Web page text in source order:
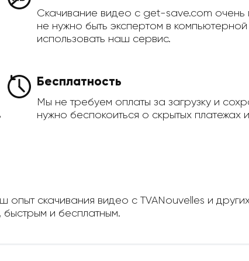
Скачивание видео с get-save.com
не нужно быть экспертом в компьютерной
использовать наш сервис.
Бесплатность
Мы не требуем оплаты за загрузку и
нужно беспокоиться о скрытых платежах
скачивания видео с TVANouvelles и
и бесплатным.